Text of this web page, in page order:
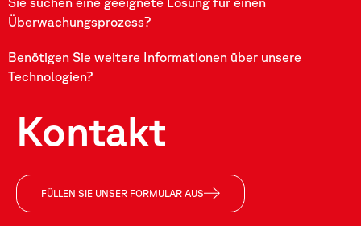
Überwachungsprozess?
Benötigen Sie weitere Informationen über unsere
Technologien?
Kontakt
FÜLLEN SIE UNSER FORMULAR AUS